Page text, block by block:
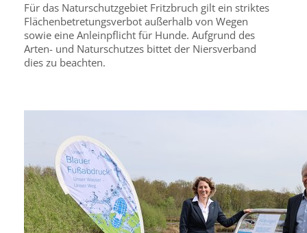
Für das Naturschutzgebiet Fritzbruch gilt ein striktes
Flächenbetretungsverbot außerhalb von Wegen
sowie eine Anleinpflicht für Hunde. Aufgrund des
Arten- und Naturschutzes bittet der Niersverband
dies zu beachten.